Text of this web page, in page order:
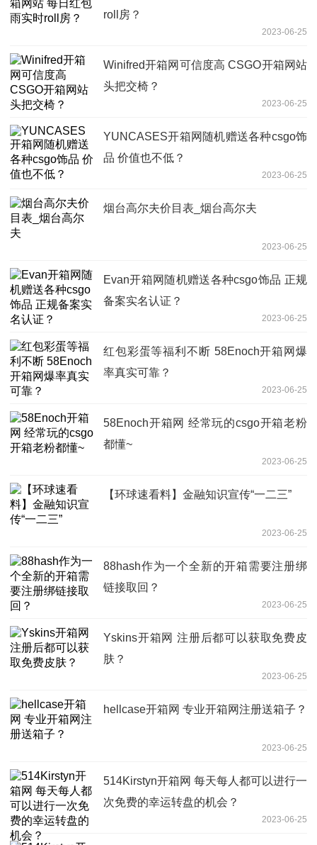
roll房？
2023-06-25
Winifred开箱网可信度高 CSGO开箱网站
头把交椅？
2023-06-25
YUNCASES开箱网随机赠送各种csgo饰
品 价值也不低？
2023-06-25
烟台高尔夫价目表_烟台高尔夫
2023-06-25
Evan开箱网随机赠送各种csgo饰品 正规
备案实名认证？
2023-06-25
红包彩蛋等福利不断 58Enoch开箱网爆
率真实可靠？
2023-06-25
58Enoch开箱网 经常玩的csgo开箱老粉
都懂~
2023-06-25
【环球速看料】金融知识宣传“一二三”
2023-06-25
88hash作为一个全新的开箱需要注册绑
链接取回？
2023-06-25
Yskins开箱网 注册后都可以获取免费皮
肤？
2023-06-25
hellcase开箱网 专业开箱网注册送箱子？
2023-06-25
514Kirstyn开箱网 每天每人都可以进行一
次免费的幸运转盘的机会？
2023-06-25